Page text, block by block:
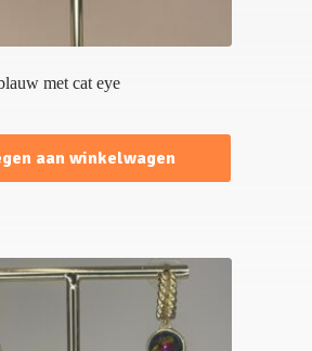
met cat eye
aan winkelwagen